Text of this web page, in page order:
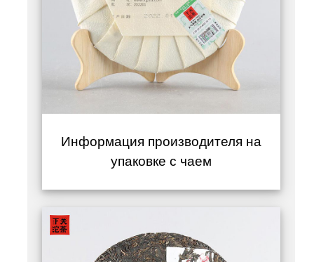
Информация производителя на
упаковке с чаем